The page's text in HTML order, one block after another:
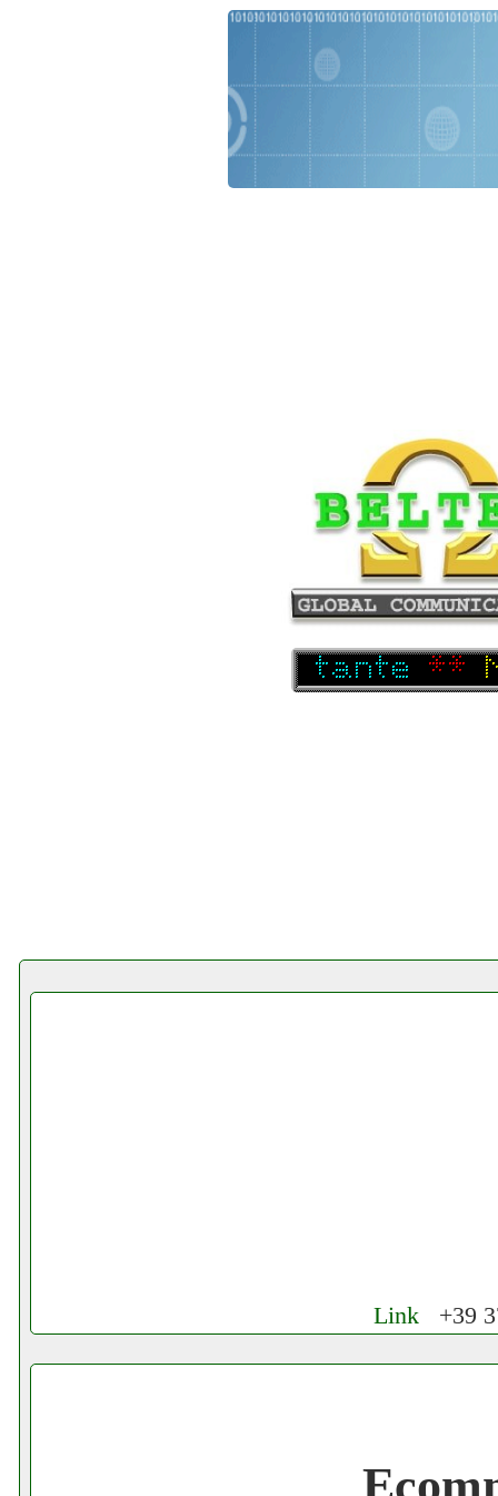
Cerchiamo Collaboratori per Lavoro nel
Link+39